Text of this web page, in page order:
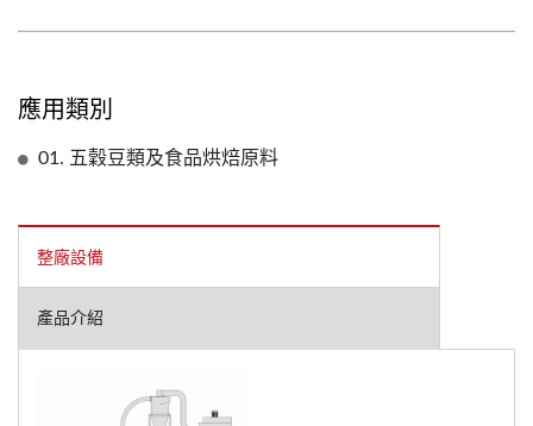
應用類別
01. 五穀豆類及食品烘焙原料
整廠設備
產品介紹